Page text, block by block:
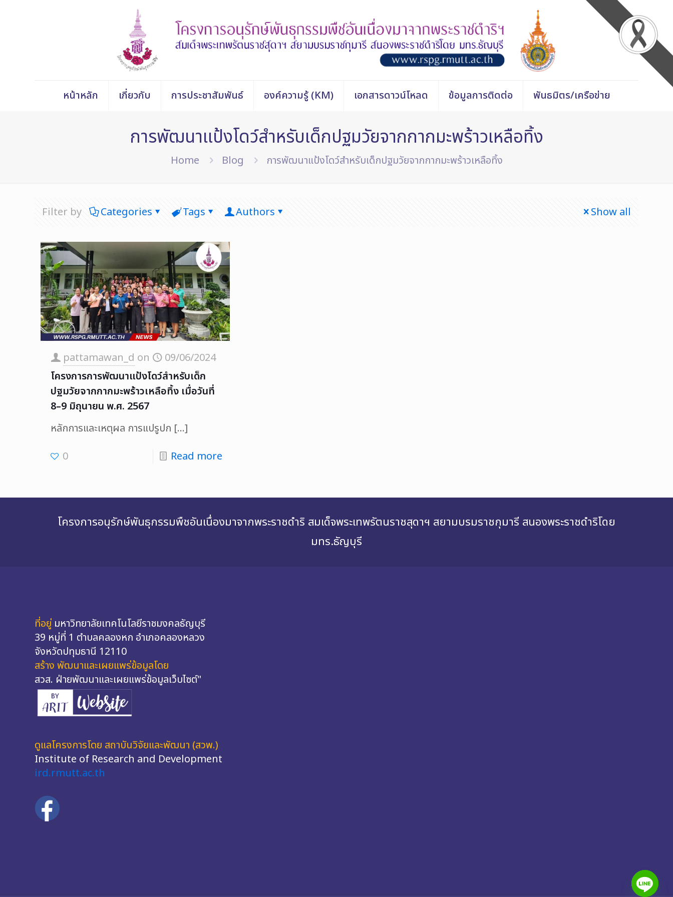
หน้าหลัก เกี่ยวกับ การประชาสัมพันธ์ องค์ความรู้ (KM) เอกสารดาวน์โหลด ข้อมูลการติดต่อ พันธมิตร/เครือข่าย
การพัฒนาแป้งโดว์สำหรับเด็กปฐมวัยจากกากมะพร้าวเหลือทิ้ง
Home Blog การพัฒนาแป้งโดว์สำหรับเด็กปฐมวัยจากกากมะพร้าวเหลือทิ้ง
Filter by Categories Tags Authors Show all
pattamawan_d on
09/06/2024
โครงการการพัฒนาแป้งโดว์สำหรับเด็ก
ปฐมวัยจากกากมะพร้าวเหลือทิ้ง เมื่อวันที่
8–9 มิถุนายน พ.ศ. 2567
หลักการและเหตุผล การแปรูปก […]
0
Read more
โครงการอนุรักษ์พันธุกรรมพืชอันเนื่องมาจากพระราชดำริ สมเด็จพระเทพรัตนราชสุดาฯ สยามบรมราชกุมารี สนองพระราชดำริโดย
มทร.ธัญบุรี
ที่อยู่ มหาวิทยาลัยเทคโนโลยีราชมงคลธัญบุรี
39 หมู่ที่ 1 ตำบลคลองหก อำเภอคลองหลวง
จังหวัดปทุมธานี 12110
สร้าง พัฒนาและเผยแพร่ข้อมูลโดย
สวส. ฝ่ายพัฒนาและเผยแพร่ข้อมูลเว็บไซต์"
ดูแลโครงการโดย สถาบันวิจัยและพัฒนา (สวพ.)
Institute of Research and Development
ird.rmutt.ac.th